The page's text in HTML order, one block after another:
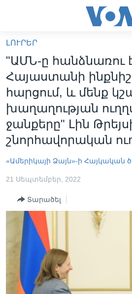
հիմնական
բովանդակությանը
անցնել
հիմնական
բովանդակությանը
հիմնական
բովանդակություն
ՍՓՅՈՒՌՔ
ՏԵՍԱՆՅՈՒԹԵՐ
ՖԻԼՄԵՐ
ՖԻԼՄԵՐ
IN ENGLISH
ՄԵՐ ՄԱՍԻՆ
ՄԵՐ ՄԱՍԻՆ
«ԱՄԵՐԻԿԱՅԻ ՁԱՅՆ»-Ի
ԿԱՊ ՄԵԶ ՀԵՏ
ՈՒԿՐԱԻՆԱԿԱՆ ՊԱՏԵՐԱԶՄ
Learning English
ՀԵՏԵՒԵՔ ՄԵԶ
Լեզուներ
ԼՈՒՐԵՐ
"ԱՄՆ-ը հանձնառու
Հայաստանի
հարցում, և մենք
խաղաղության
ջանքերը" Լին
շնորհավորական
«Ամերիկայի Ձայն»-ի Հայկական
21 Սեպտեմբեր, 2022
Տարածել